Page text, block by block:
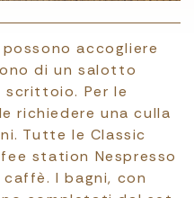
accogliere
di un salotto
scrittoio. Per le
richiedere una culla
Tutte le Classic
station Nespresso
I bagni, con